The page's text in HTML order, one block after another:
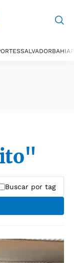
SALVADORBAHIA
Buscar por tag